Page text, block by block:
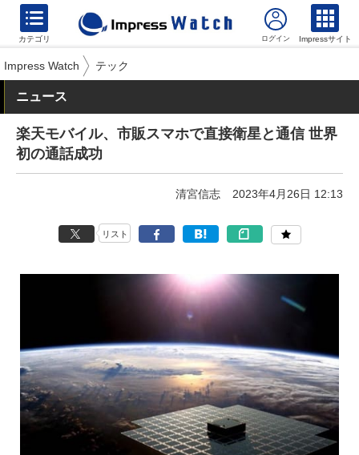
カテゴリ Impressサイト
Impress Watch テック
ニュース
楽天モバイル、市販スマホで直接衛星と通信 世界
初の通話成功
清宮信志 2023年4月26日 12:13
リスト